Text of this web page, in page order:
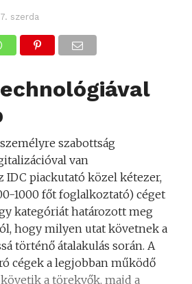
szerda
szabottság
van
IDC piackutató közel kétezer,
1000 főt foglalkoztató) céget
kategóriát határozott meg
hogy milyen utat követnek a
történő átalakulás során. A
cégek a legjobban működő
a törekvők, majd a